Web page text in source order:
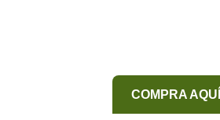
COMPRA AQUÍ